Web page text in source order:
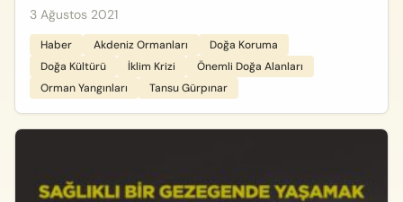
3 Ağustos 2021
Haber Akdeniz Ormanları
Doğa Koruma
Doğa Kültürü
İklim Krizi
Önemli Doğa Alanları
Orman Yangınları
Tansu Gürpınar